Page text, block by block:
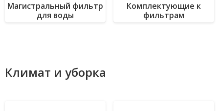
Магистральный фильтр
для воды
Комплектующие к
фильтрам
Климат и уборка